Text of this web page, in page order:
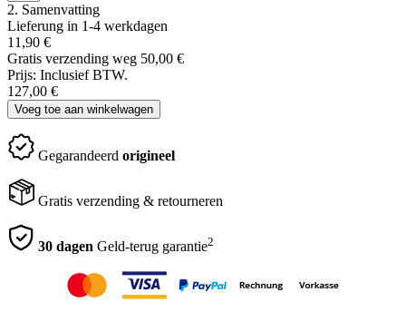
2. Samenvatting
Lieferung in 1-4 werkdagen
11,90 €
Gratis verzending weg 50,00 €
Prijs: Inclusief BTW.
127,00 €
Voeg toe aan winkelwagen
Gegarandeerd origineel
Gratis verzending & retourneren
30 dagen Geld-terug garantie2